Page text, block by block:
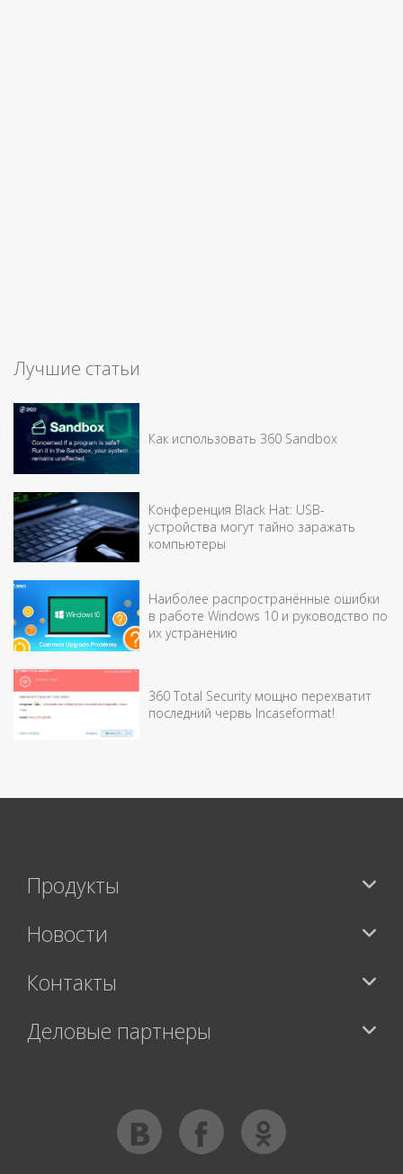
Лучшие статьи
Как использовать 360 Sandbox
Конференция Black Hat: USB-
устройства могут тайно заражать
компьютеры
Наиболее распространённые ошибки
в работе Windows 10 и руководство по
их устранению
360 Total Security мощно перехватит
последний червь Incaseformat!
Продукты
Новости
Контакты
Деловые партнеры